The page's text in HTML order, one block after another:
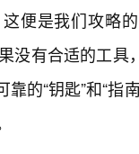
这便是我们攻
有合适的工具
的“钥匙”和“指